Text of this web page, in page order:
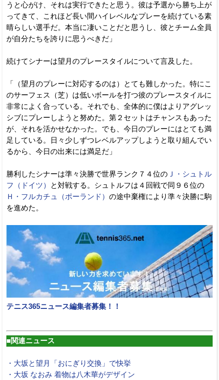
うと心がけ、それは実行できたと思う。彼は予選から勝ち上が
ってきて、これほど長い間ハイレベルなプレーを続けている素
晴らしい選手だ。本当に凄いことだと思うし、彼とチーム全員
が自分たちを誇りに思うべきだ」
続けてシナーは望月のプレースタイルについて言及した。
「（望月のプレーに対応するのは）とても難しかった。特にこ
のサーフェス（芝）は低いボールを打つ彼のプレースタイルに
非常によく合っている。それでも、全体的に僕はよりアグレッ
シブにプレーしようと努めた。第２セットはチャンスもあった
が、それを活かせなかった。でも、今日のプレーにはとても満
足している。日々少しずつレベルアップしようと取り組んでい
るから、今日の出来には満足だ」
勝利したシナーは準々決勝で世界ランク７４位の Ｊ・シュトル
フ（ドイツ）
と対戦する。シュトルフは４回戦で同９６位の
Ｈ・フルカチュ（ポーランド） の途中棄権により準々決勝に駒
を進めた。
テニス365ニュース編集者募集！！
■関連ニュース
・大坂と望月「おにぎり交換」で快挙
・大坂 なおみ 着物は八木華がデザイン